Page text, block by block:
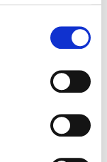
illimity-